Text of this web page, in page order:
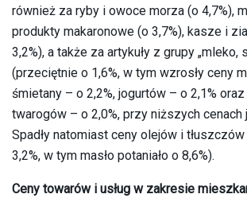
również za ryby i owoce morza (o 4,7%),
produkty makaronowe (o 3,7%), kasze i
3,2%), a także za artykuły z grupy „mleko,
(przeciętnie o 1,6%, w tym wzrosły ceny
śmietany – o 2,2%, jogurtów – o 2,1%
twarogów – o 2,0%, przy niższych cenach
Spadły natomiast ceny olejów i
3,2%, w tym masło potaniało o 8,6%).
Ceny towarów i usług w zakresie